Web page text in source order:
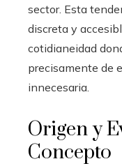
sector. Esta
discreta y
cotidianeidad
precisamente de
innecesaria.
Origen y
Concepto